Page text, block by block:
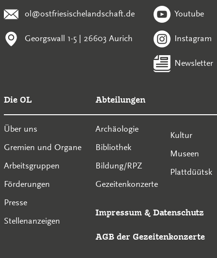
ol@ostfriesischelandschaft.de
Georgswall 1-5 | 26603 Aurich
Youtube
Instagram
Newsletter
Die OL
Über uns
Gremien und Organe
Arbeitsgruppen
Förderungen
Presse
Stellenanzeigen
Abteilungen
Archäologie
Bibliothek
Bildung/RPZ
Gezeitenkonzerte
Kultur
Museen
Plattdüütsk
Impressum & Datenschutz
AGB der Gezeitenkonzerte